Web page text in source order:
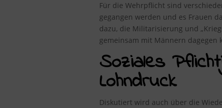
Für die Wehrpflicht sind
gegangen werden und es Frauen
dazu, die Militarisierung und
gemeinsam mit Männern dagegen
Soziales
Lohndruck
Diskutiert wird auch über die